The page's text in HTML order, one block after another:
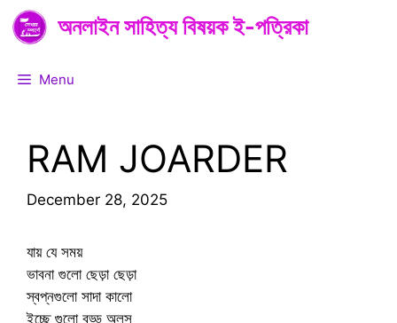
Skip
to
অনলাইন সাহিত্য বিষয়ক ই-পত্রিকা
Menu
RAM JOARDER
December 28, 2025
যায় যে সময়
ভাবনা গুলো ছেড়া ছেড়া
স্বপ্নগুলো সাদা কালো
ইচ্ছে গুলো বড্ড অলস